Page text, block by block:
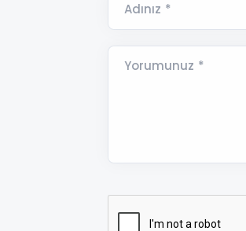
Adınız *
Yorumunuz *